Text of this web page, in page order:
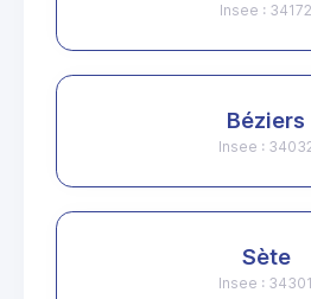
Insee : 34172
Béziers
Insee :
Sète
Insee : 34301